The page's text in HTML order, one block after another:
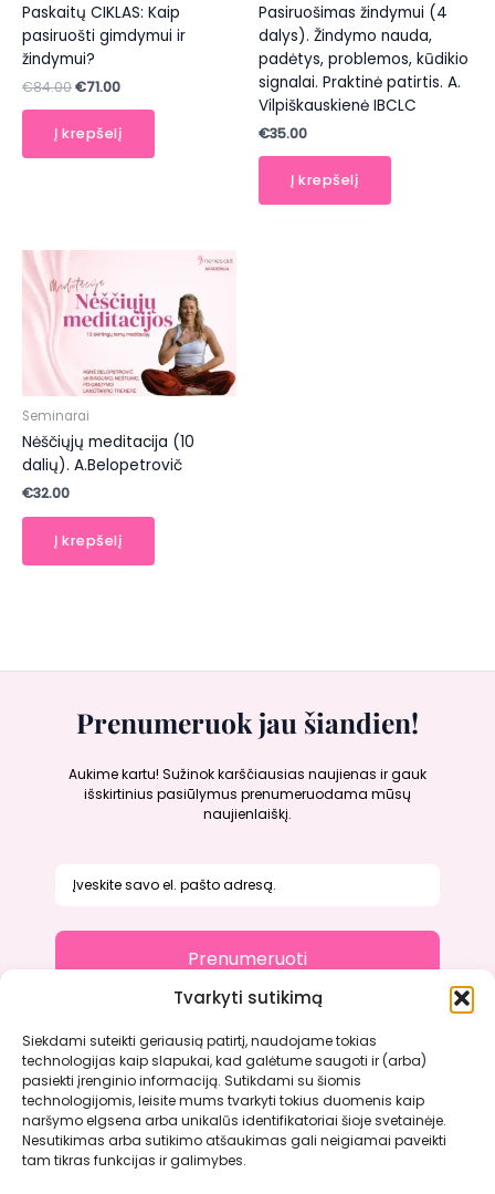
Tvarkyti sutikimą
Siekdami suteikti geriausią patirtį, naudojame tokias
technologijas kaip slapukai, kad galėtume saugoti ir (arba)
pasiekti įrenginio informaciją. Sutikdami su šiomis
technologijomis, leisite mums tvarkyti tokius duomenis kaip
naršymo elgsena arba unikalūs identifikatoriai šioje svetainėje.
Nesutikimas arba sutikimo atšaukimas gali neigiamai paveikti
tam tikras funkcijas ir galimybes.
Paskaitų CIKLAS: Kaip
pasiruošti gimdymui ir
žindymui?
€84.00Original
€84.00.
€71.00Current
€71.00.
Į krepšelį
Pasiruošimas žindymui (4
dalys). Žindymo nauda,
padėtys, problemos, kūdikio
signalai. Praktinė patirtis. A.
Vilpiškauskienė IBCLC
€35.00
Į krepšelį
Seminarai
Nėščiųjų meditacija (10
dalių). A.Belopetrovič
€32.00
Į krepšelį
Prenumeruok jau šiandien!
Aukime kartu! Sužinok karščiausias naujienas ir gauk
išskirtinius pasiūlymus prenumeruodama mūsų
naujienlaiškį.
Prenumeruoti
Apie mus
Kontaktai
Atsiliepimai
Paslaugų teikimo sąlygos ir taisyklės